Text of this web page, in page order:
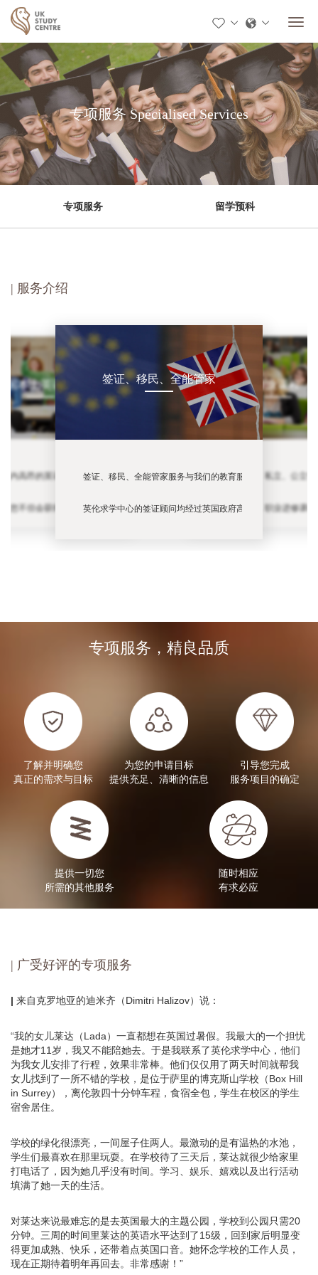
专项服务 Specialised Services
专项服务 留学预科
| 服务介绍
国本土英语课程
内高昂的英语培训费用，英国本地的英语培训往往有更高的性价比。大多数课程
您不但会获得悉心的培养，而且一踏出教室就可以运用课堂所学。我们的老师也
签证、移民、全能管家
签证、移民、全能管家服务与我们的教育服务有机结合。我
英伦求学中心的签证顾问均经过英国政府高级移民事务办公
专业课程
英国的大学、私立、公立
正如您所愿，职业进修课
专项服务，精良品质
了解并明确您
真正的需求与目标
为您的申请目标
提供充足、清晰的信息
引导您完成
服务项目的确定
提供一切您
所需的其他服务
随时相应
有求必应
| 广受好评的专项服务
| 来自克罗地亚的迪米齐（Dimitri Halizov）说：
“我的女儿莱达（Lada）一直都想在英国过暑假。我最大的一个担忧
是她才11岁，我又不能陪她去。于是我联系了英伦求学中心，他们
为我女儿安排了行程，效果非常棒。他们仅仅用了两天时间就帮我
女儿找到了一所不错的学校，是位于萨里的博克斯山学校（Box Hill
in Surrey），离伦敦四十分钟车程，食宿全包，学生在校区的学生
宿舍居住。
学校的绿化很漂亮，一间屋子住两人。最激动的是有温热的水池，
学生们最喜欢在那里玩耍。在学校待了三天后，莱达就很少给家里
打电话了，因为她几乎没有时间。学习、娱乐、嬉戏以及出行活动
填满了她一天的生活。
对莱达来说最难忘的是去英国最大的主题公园，学校到公园只需20
分钟。三周的时间里莱达的英语水平达到了15级，回到家后明显变
得更加成熟、快乐，还带着点英国口音。她怀念学校的工作人员，
现在正期待着明年再回去。非常感谢！”